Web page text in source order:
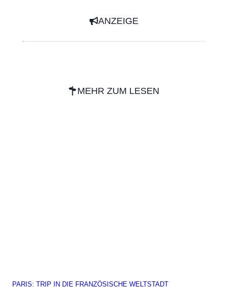
ANZEIGE
MEHR ZUM LESEN
PARIS: TRIP IN DIE FRANZÖSISCHE WELTSTADT